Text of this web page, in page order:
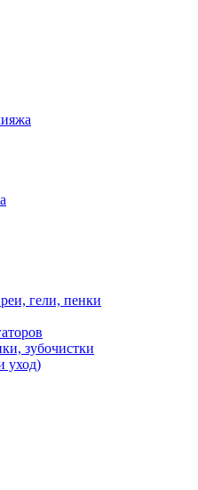
гели, пенки
зубочистки
уход)